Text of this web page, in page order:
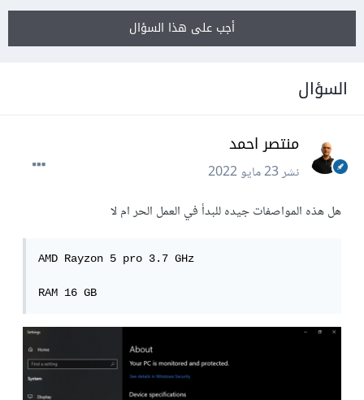
أجب على هذا السؤال
السؤال
منتصر احمد
نشر23 مايو 2022
هل هذه المواصفات جيده للبدأ في العمل الحر ام لا
AMD Rayzon 5 pro 3.7 GHz
RAM 16 GB